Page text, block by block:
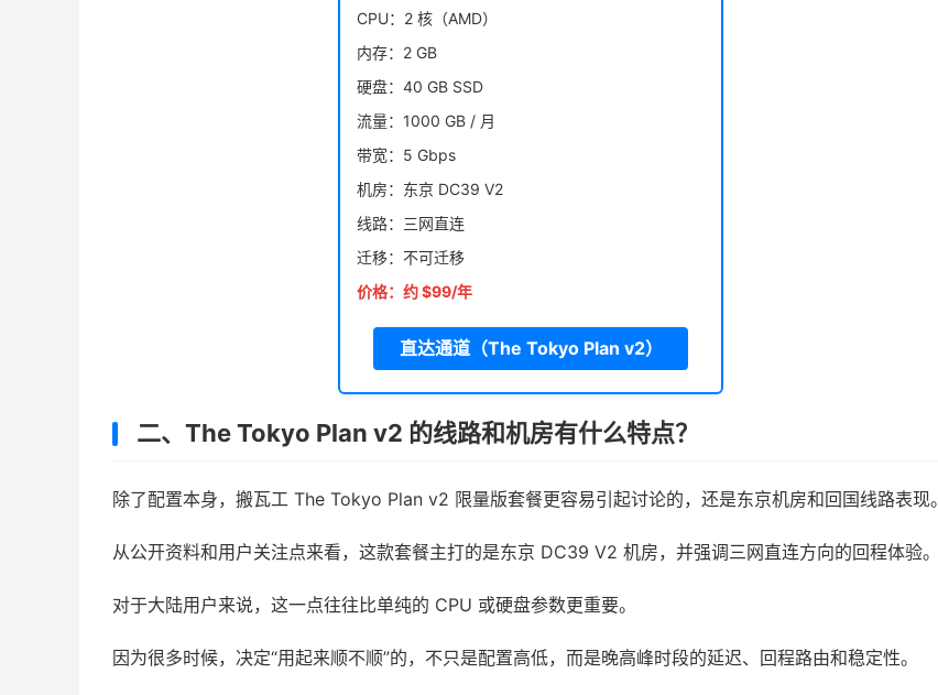
CPU：2 核（AMD）
内存：2 GB
硬盘：40 GB SSD
流量：1000 GB / 月
带宽：5 Gbps
机房：东京 DC39 V2
线路：三网直连
迁移：不可迁移
价格：约 $99/年
直达通道（The Tokyo Plan v2）
二、The Tokyo Plan v2 的线路和机房有什么特点？
除了配置本身，搬瓦工 The Tokyo Plan v2 限量版套餐更容易引起讨论的，还是东京机房和回国线路表现。
从公开资料和用户关注点来看，这款套餐主打的是东京 DC39 V2 机房，并强调三网直连方向的回程体验。
对于大陆用户来说，这一点往往比单纯的 CPU 或硬盘参数更重要。
因为很多时候，决定“用起来顺不顺”的，不只是配置高低，而是晚高峰时段的延迟、回程路由和稳定性。